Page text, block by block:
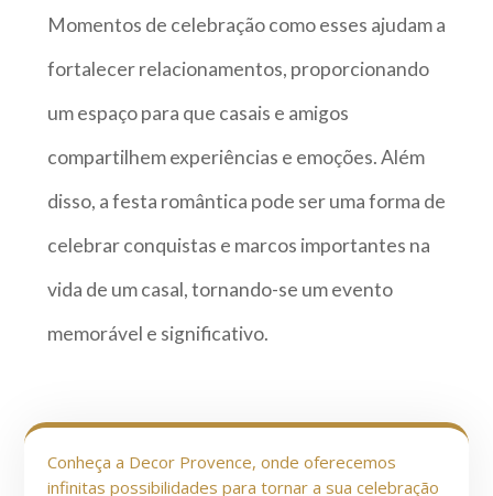
Momentos de celebração como esses ajudam a
fortalecer relacionamentos, proporcionando
um espaço para que casais e amigos
compartilhem experiências e emoções. Além
disso, a festa romântica pode ser uma forma de
celebrar conquistas e marcos importantes na
vida de um casal, tornando-se um evento
memorável e significativo.
Conheça a Decor Provence, onde oferecemos
infinitas possibilidades para tornar a sua celebração